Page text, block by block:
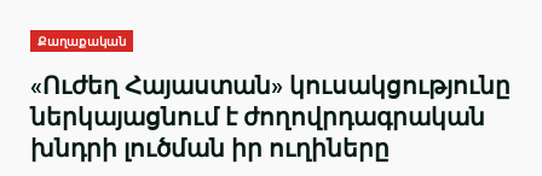
Քաղաքական
«Ուժեղ Հայաստան» կուսակցությունը
ներկայացնում է ժողովրդագրական
խնդրի լուծման իր ուղիները